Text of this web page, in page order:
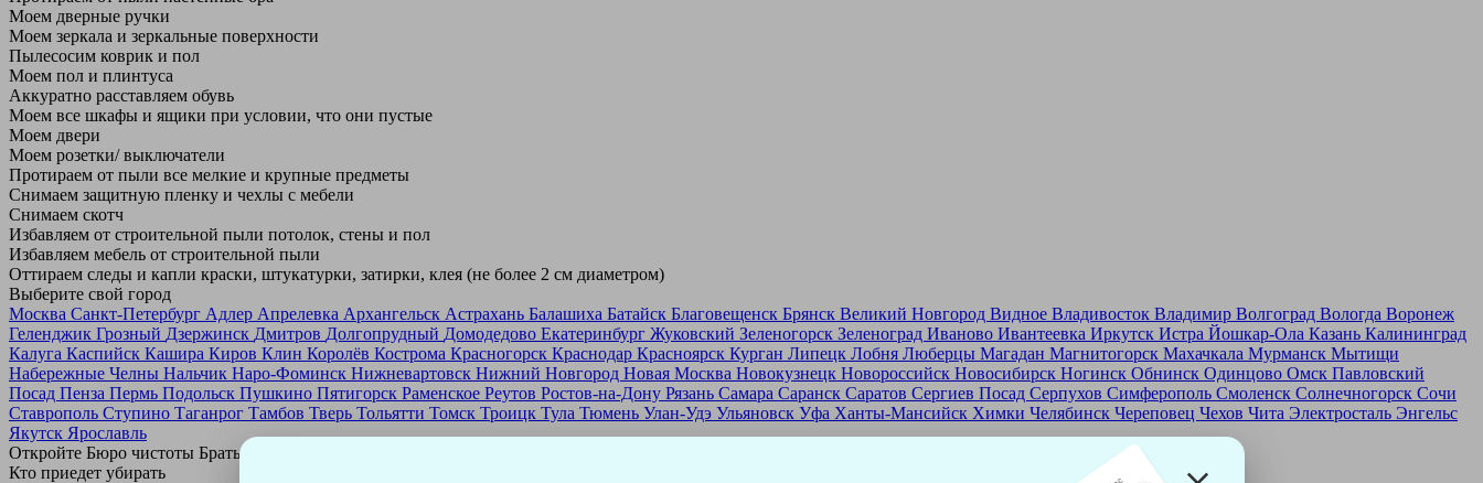
Моем дверные ручки
Моем зеркала и зеркальные поверхности
Пылесосим коврик и пол
Моем пол и плинтуса
Аккуратно расставляем обувь
Моем все шкафы и ящики при условии, что они пустые
Моем двери
Моем розетки/ выключатели
Протираем от пыли все мелкие и крупные предметы
Снимаем защитную пленку и чехлы с мебели
Снимаем скотч
Избавляем от строительной пыли потолок, стены и пол
Избавляем мебель от строительной пыли
Оттираем следы и капли краски, штукатурки, затирки, клея (не более 2 см диаметром)
Выберите свой город
Москва Санкт-Петербург Адлер Апрелевка Архангельск Астрахань Балашиха Батайск Благовещенск Брянск Великий Новгород Видное Владивосток Владимир Волгоград Вологда Воронеж
Геленджик Грозный Дзержинск Дмитров Долгопрудный Домодедово Екатеринбург Жуковский Зеленогорск Зеленоград Иваново Ивантеевка Иркутск Истра Йошкар-Ола Казань Калининград
Калуга Каспийск Кашира Киров Клин Королёв Кострома Красногорск Краснодар Красноярск Курган Липецк Лобня Люберцы Магадан Магнитогорск Махачкала Мурманск Мытищи
Набережные Челны Нальчик Наро-Фоминск Нижневартовск Нижний Новгород Новая Москва Новокузнецк Новороссийск Новосибирск Ногинск Обнинск Одинцово Омск Павловский
Посад Пенза Пермь Подольск Пушкино Пятигорск Раменское Реутов Ростов-на-Дону Рязань Самара Саранск Саратов Сергиев Посад Серпухов Симферополь Смоленск Солнечногорск Сочи
Ставрополь Ступино Таганрог Тамбов Тверь Тольятти Томск Троицк Тула Тюмень Улан-Удэ Ульяновск Уфа Ханты-Мансийск Химки Челябинск Череповец Чехов Чита Электросталь Энгельс
Якутск Ярославль
Откройте Бюро чистоты Братьев Чистовых в своем городе по
Кто приедет убирать